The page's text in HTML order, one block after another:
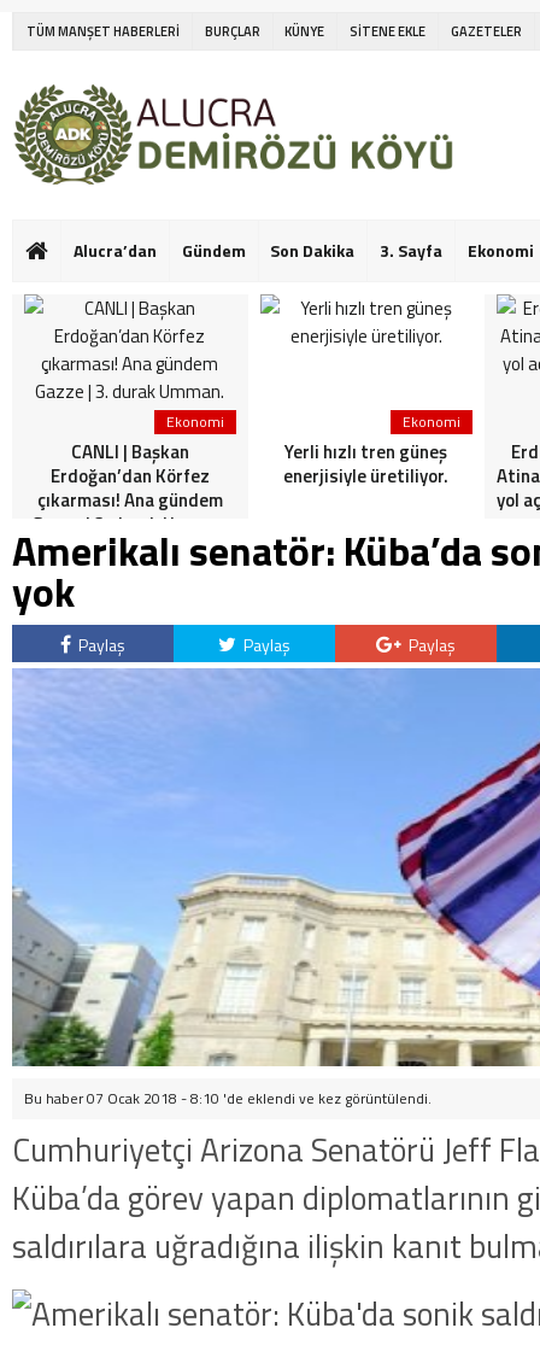
TÜM MANŞET HABERLERİ BURÇLAR KÜNYE SİTENE EKLE GAZETELER
Alucra’dan Gündem Son Dakika 3. Sayfa Ekonomi
Ekonomi
CANLI | Başkan
Erdoğan’dan Körfez
çıkarması! Ana gündem
Gazze | 3. durak Umman.
Ekonomi
Yerli hızlı tren güneş
enerjisiyle üretiliyor.
yol
Amerikalı senatör: Küba’da
yok
Paylaş Paylaş Paylaş
Bu haber 07 Ocak 2018 - 8:10 'de eklendi ve kez görüntülendi.
Cumhuriyetçi Arizona Senatörü Jeff
Küba’da görev yapan diplomatlarının
saldırılara uğradığına ilişkin kanıt